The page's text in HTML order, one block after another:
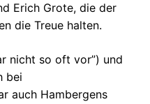
Erich Grote, die der
die Treue halten.
nicht so oft vor”) und
bei
auch Hambergens